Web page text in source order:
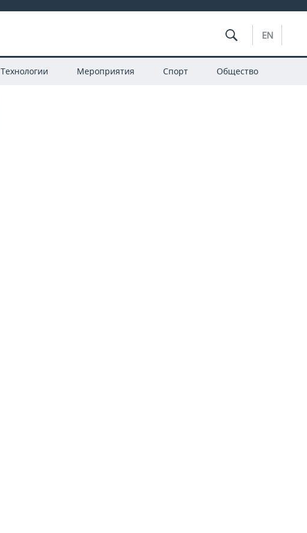
EN
Технологии Мероприятия Спорт Общество